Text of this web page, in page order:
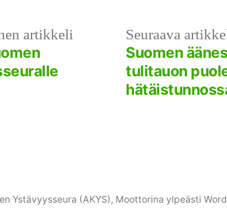
artikkeliEdellinen
artikkeli:
Seuraava
Suomen
tulitauon
Ystävyysseura (AKYS) , Moottorina ylpeästi